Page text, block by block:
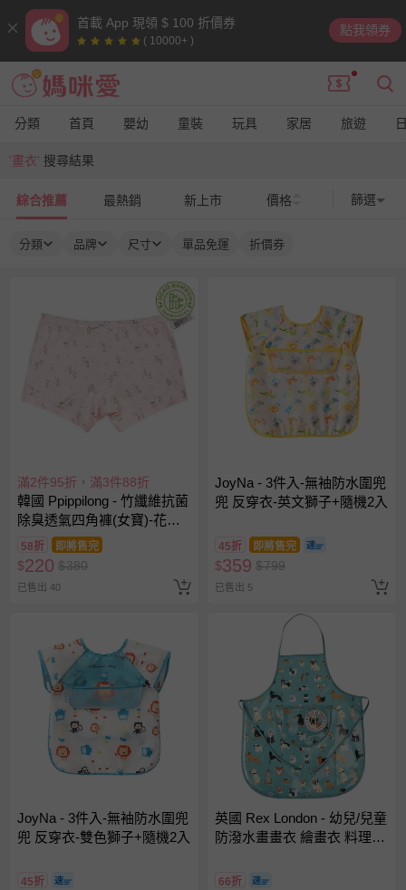
首載 App 現領 $ 100 折價券
( 10000+ )
點我領券
分類 首頁 嬰幼 童裝 玩具 家居 旅遊
'畫衣' 搜尋結果
綜合推薦 最熱銷 新上市 價格 篩選
分類 品牌 尺寸 單品免運 折價券
滿2件95折，滿3件88折
韓國 Ppippilong - 竹纖維抗菌
除臭透氣四角褲(女寶)-花園
兔兔插畫-粉
58折 即將售完
$220 $380
已售出 40
JoyNa - 3件入-無袖防水圍兜
兜 反穿衣-英文獅子+隨機2入
45折 即將售完
$359 $799
已售出 5
JoyNa - 3件入-無袖防水圍兜
兜 反穿衣-雙色獅子+隨機2入
45折
英國 Rex London - 幼兒/兒童
防潑水畫畫衣 繪畫衣 料理圍
裙-萌狗樂園
66折